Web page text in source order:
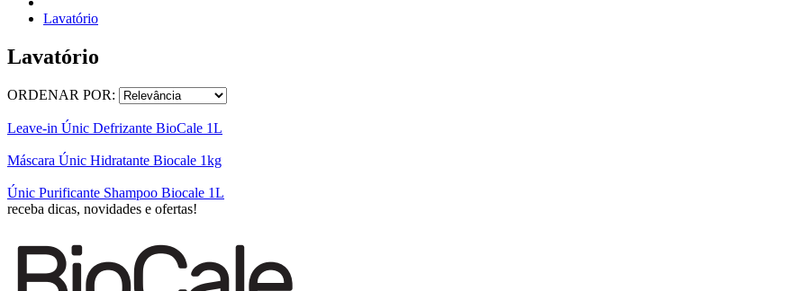
Lavatório
Lavatório
ORDENAR POR:
Leave-in Únic Defrizante BioCale 1L
Máscara Únic Hidratante Biocale 1kg
Únic Purificante Shampoo Biocale 1L
receba dicas, novidades e ofertas!